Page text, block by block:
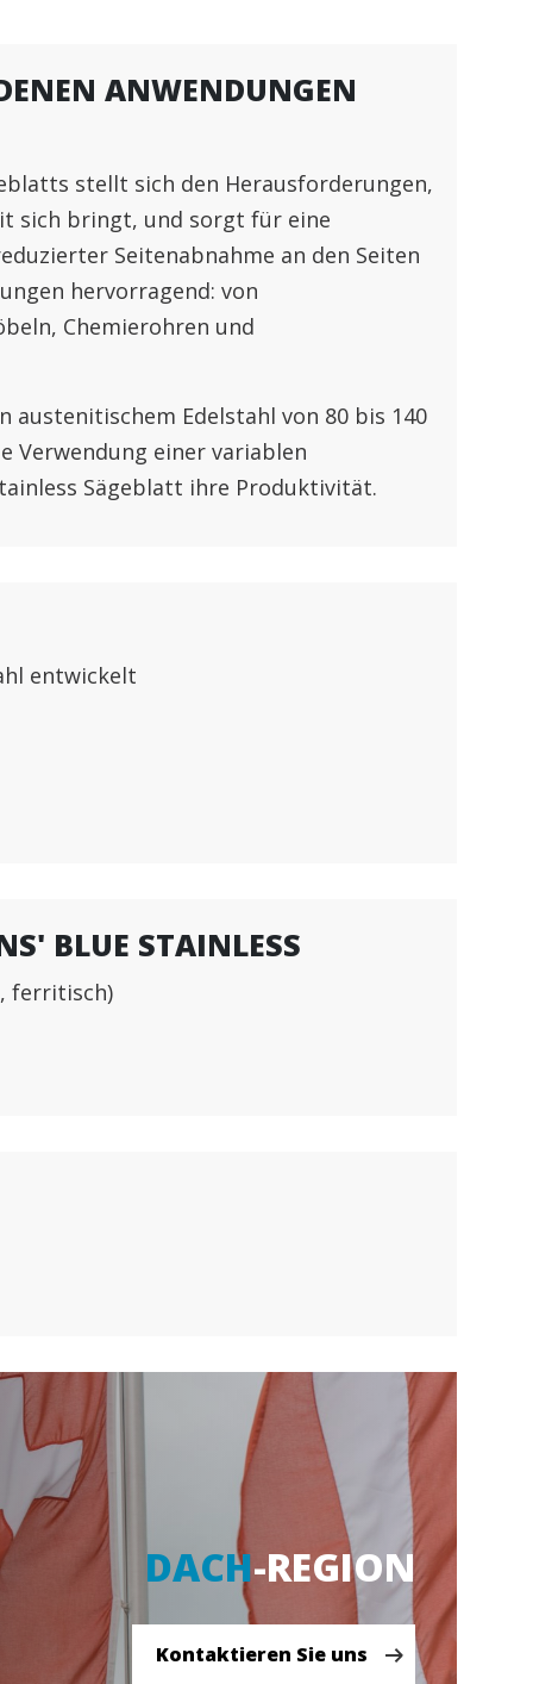
ANWENDUNGEN
stellt sich den Herausforderungen,
sich bringt, und sorgt für eine
Seitenabnahme an den Seiten
hervorragend: von
Chemierohren und
Edelstahl von 80 bis 140
Verwendung einer variablen
Sägeblatt ihre Produktivität.
entwickelt
BLUE STAINLESS
ferritisch)
DACH-REGION
Kontaktieren Sie uns